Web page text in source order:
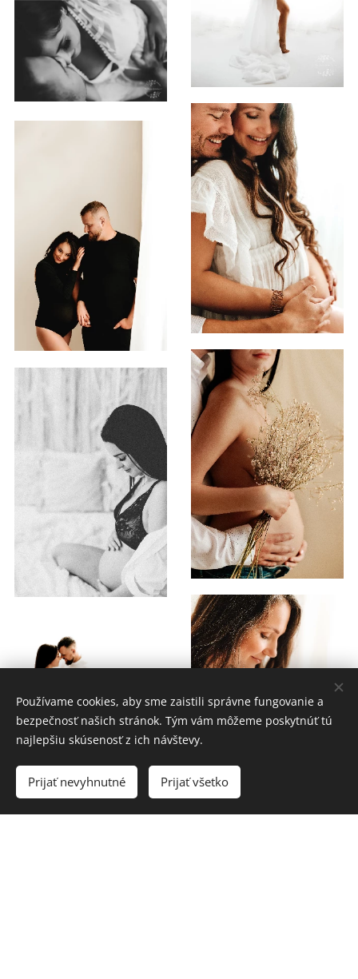
Používame cookies, aby sme zaistili správne fungovanie a
bezpečnosť našich stránok. Tým vám môžeme poskytnúť tú
najlepšiu skúsenosť z ich návštevy.
Prijať nevyhnutné Prijať všetko